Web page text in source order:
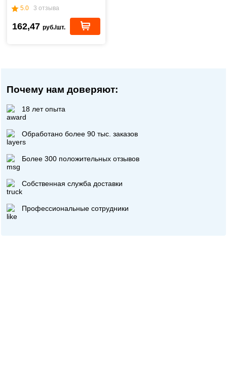
5.0 3 отзыва
162,47 руб./шт.
Почему нам доверяют:
18 лет опыта
Обработано более 90 тыс. заказов
Более 300 положительных отзывов
Собственная служба доставки
Профессиональные сотрудники